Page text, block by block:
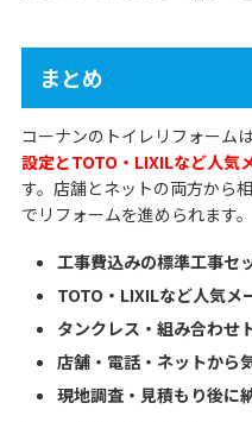
まとめ
コーナンのトイレリフォームは
設定とTOTO・LIXILなど人気
す。店舗とネットの両方から
でリフォームを進められます。
工事費込みの標準工事セ
TOTO・LIXILなど人気メ
タンクレス・組み合わせ
店舗・電話・ネットから
現地調査・見積もり後に